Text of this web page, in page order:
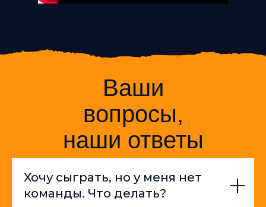
Ваши
вопросы,
наши ответы
Хочу сыграть, но у меня нет
команды. Что делать?